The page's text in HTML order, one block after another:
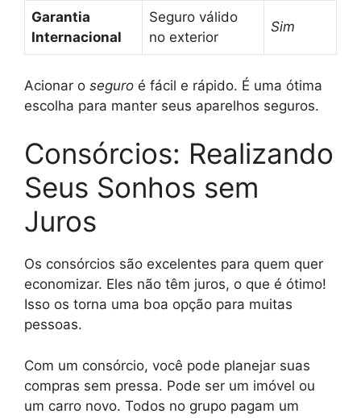
Garantia
Internacional
Seguro válido
no exterior
Sim
Acionar o seguro é fácil e rápido. É uma ótima
escolha para manter seus aparelhos seguros.
Consórcios: Realizando
Seus Sonhos sem
Juros
Os consórcios são excelentes para quem quer
economizar. Eles não têm juros, o que é ótimo!
Isso os torna uma boa opção para muitas
pessoas.
Com um consórcio, você pode planejar suas
compras sem pressa. Pode ser um imóvel ou
um carro novo. Todos no grupo pagam um